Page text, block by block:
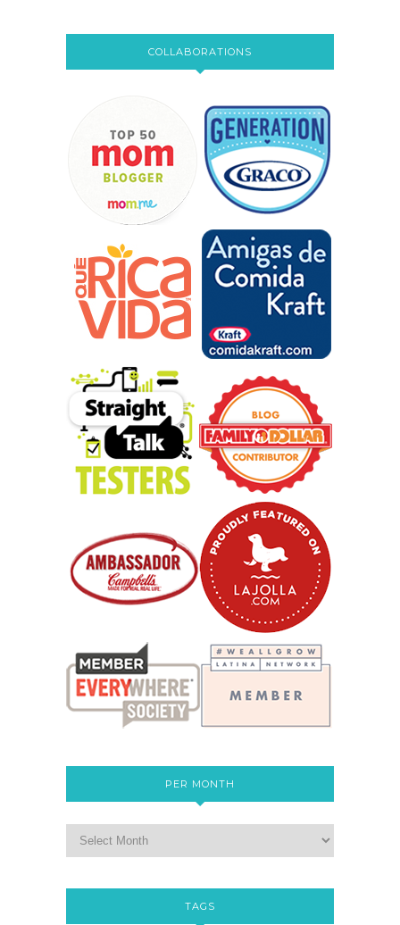
COLLABORATIONS
PER MONTH
TAGS